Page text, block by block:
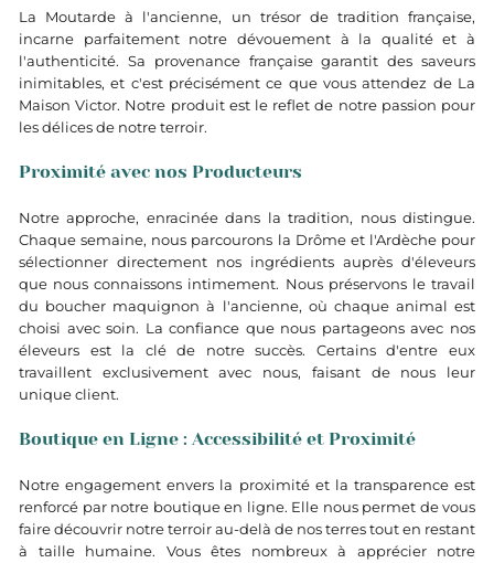
La Moutarde à l'ancienne, un trésor de tradition française,
incarne parfaitement notre dévouement à la qualité et à
l'authenticité. Sa provenance française garantit des saveurs
inimitables, et c'est précisément ce que vous attendez de La
Maison Victor. Notre produit est le reflet de notre passion pour
les délices de notre terroir.
Proximité avec nos Producteurs
Notre approche, enracinée dans la tradition, nous distingue.
Chaque semaine, nous parcourons la Drôme et l'Ardèche pour
sélectionner directement nos ingrédients auprès d'éleveurs
que nous connaissons intimement. Nous préservons le travail
du boucher maquignon à l'ancienne, où chaque animal est
choisi avec soin. La confiance que nous partageons avec nos
éleveurs est la clé de notre succès. Certains d'entre eux
travaillent exclusivement avec nous, faisant de nous leur
unique client.
Boutique en Ligne : Accessibilité et Proximité
Notre engagement envers la proximité et la transparence est
renforcé par notre boutique en ligne. Elle nous permet de vous
faire découvrir notre terroir au-delà de nos terres tout en restant
à taille humaine. Vous êtes nombreux à apprécier notre